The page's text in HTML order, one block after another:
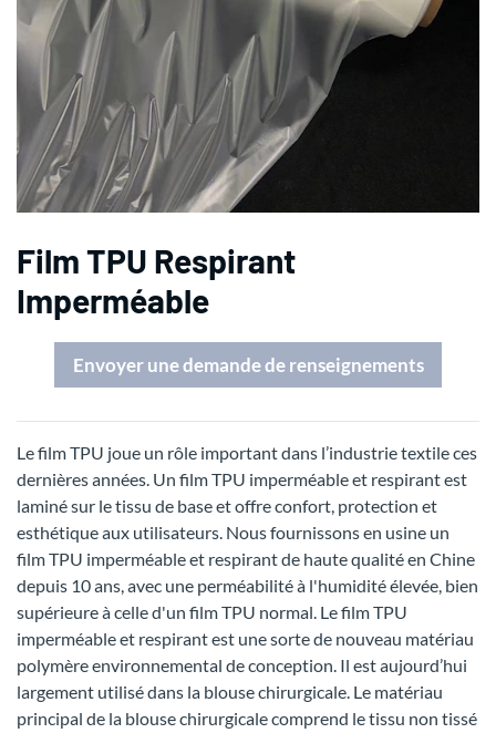
Film TPU Respirant
Imperméable
Envoyer une demande de renseignements
Le film TPU joue un rôle important dans l’industrie textile ces
dernières années. Un film TPU imperméable et respirant est
laminé sur le tissu de base et offre confort, protection et
esthétique aux utilisateurs. Nous fournissons en usine un
film TPU imperméable et respirant de haute qualité en Chine
depuis 10 ans, avec une perméabilité à l'humidité élevée, bien
supérieure à celle d'un film TPU normal. Le film TPU
imperméable et respirant est une sorte de nouveau matériau
polymère environnemental de conception. Il est aujourd’hui
largement utilisé dans la blouse chirurgicale. Le matériau
principal de la blouse chirurgicale comprend le tissu non tissé